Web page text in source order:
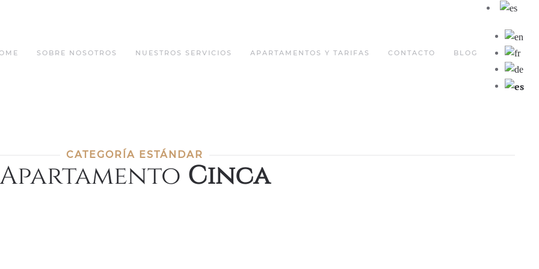
SOBRE NOSOTROS NUESTROS SERVICIOS APARTAMENTOS Y TARIFAS CONTACTO BLOG
CATEGORÍA ESTÁNDAR
Apartamento Cinca